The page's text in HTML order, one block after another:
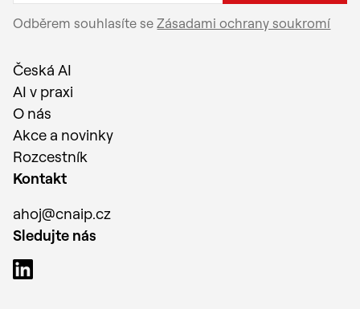
Odběrem souhlasíte seZásadami ochrany soukromí
Česká AI
AI v praxi
O nás
Akce a novinky
Rozcestník
Kontakt
ahoj@cnaip.cz
Sledujte nás